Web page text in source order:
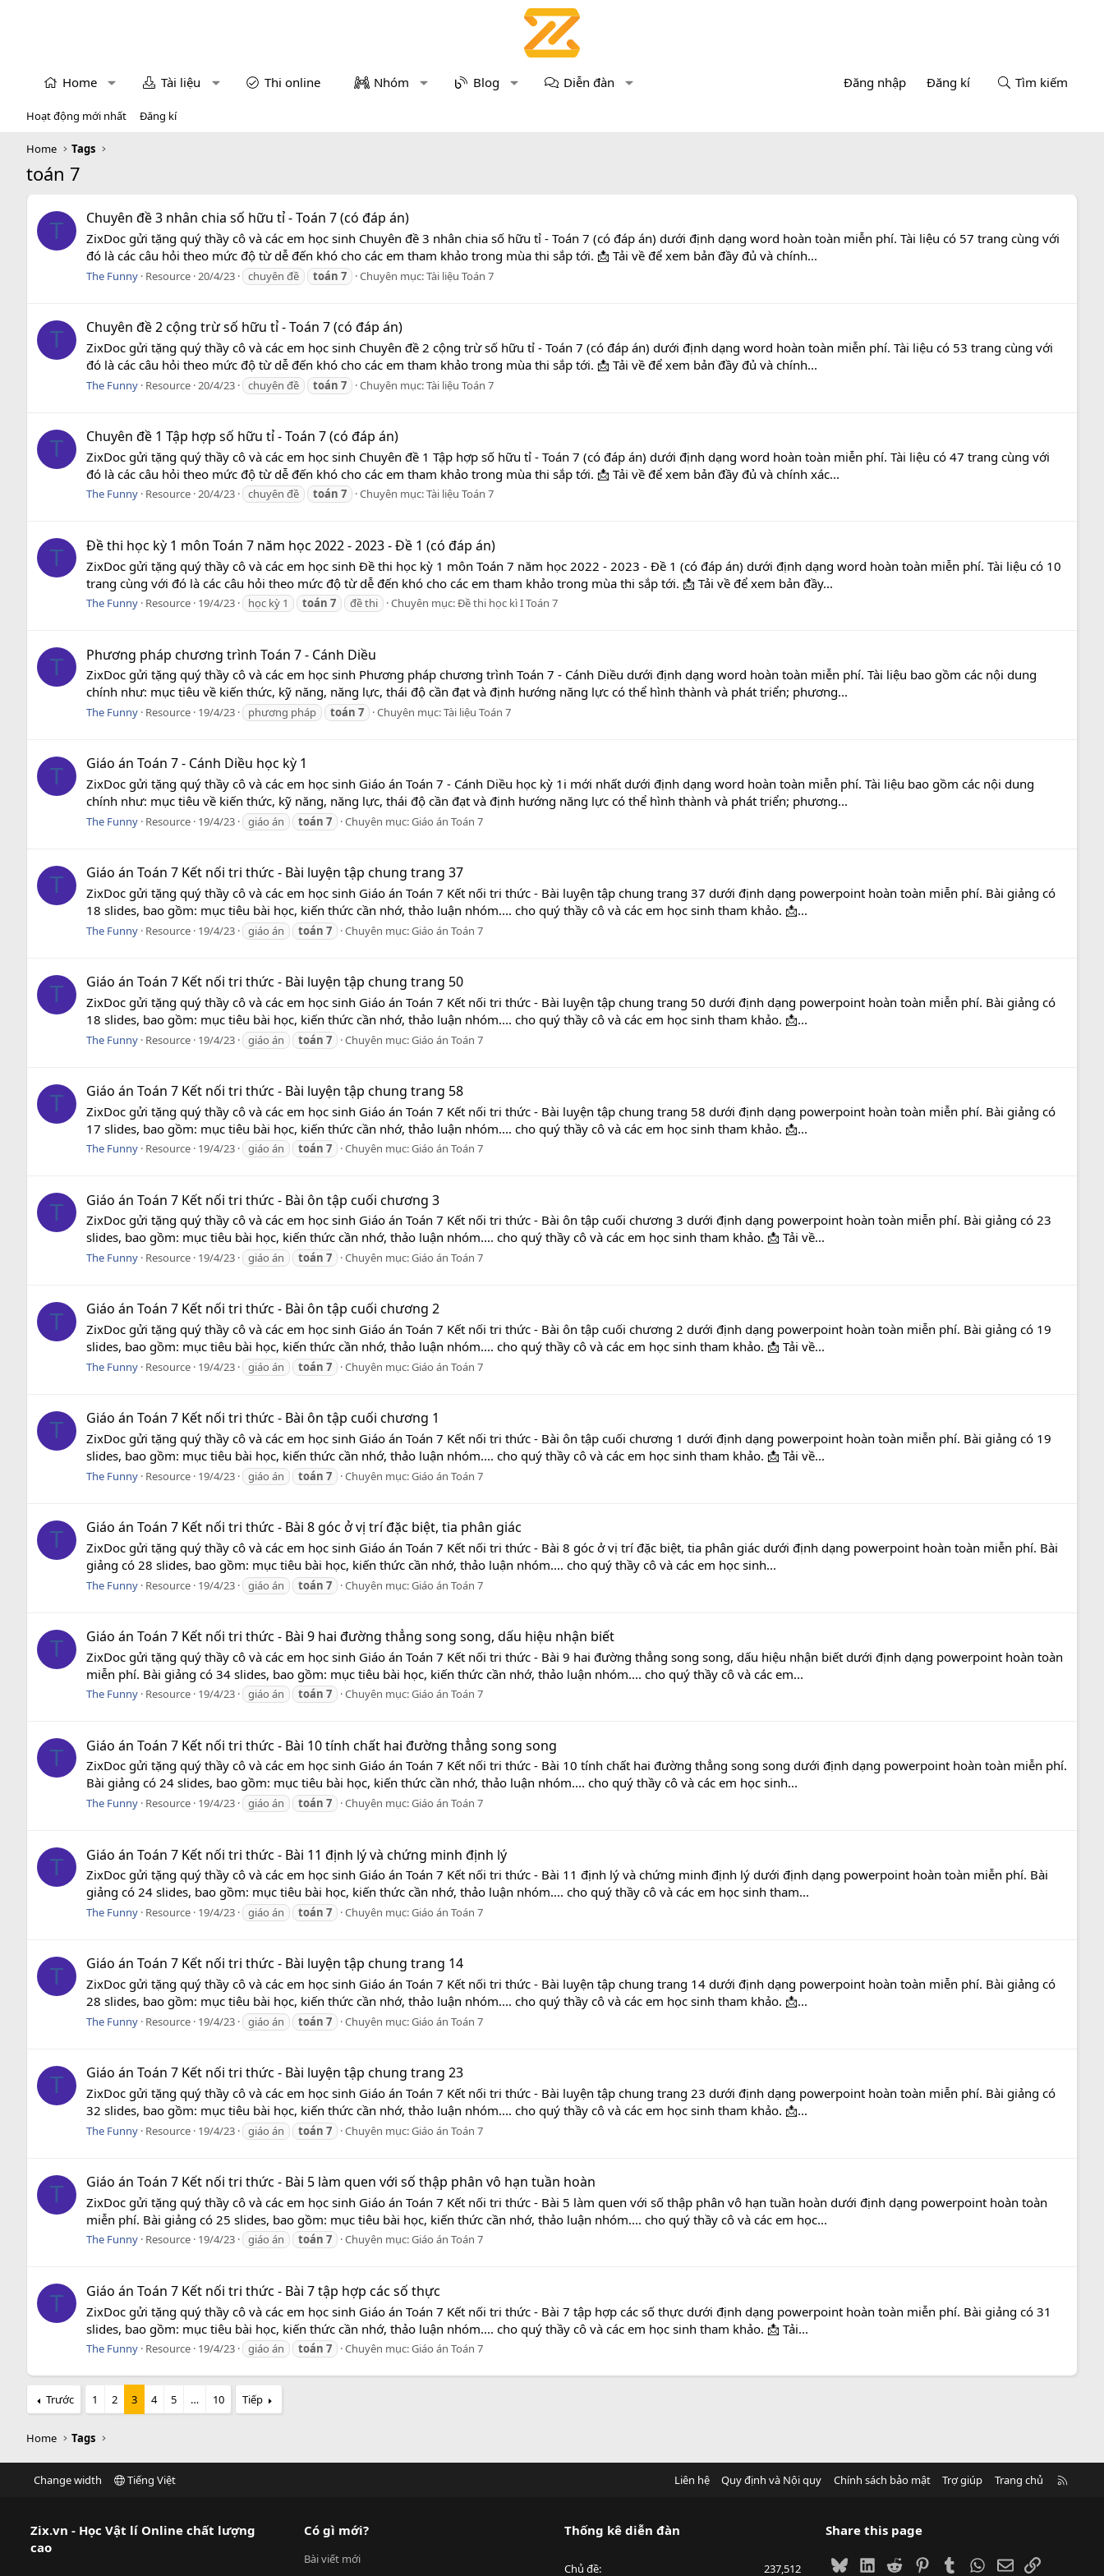
Home Tài liệu Thi online Nhóm Blog Diễn đàn Đăng nhập Đăng kí Tìm kiếm
Hoạt động mới nhất Đăng kí
Home Tags
toán 7
T Chuyên đề 3 nhân chia số hữu tỉ - Toán 7 (có đáp án)
ZixDoc gửi tặng quý thầy cô và các em học sinh Chuyên đề 3 nhân chia số hữu tỉ - Toán 7 (có đáp án) dưới định dạng word hoàn toàn miễn phí. Tài liệu có 57 trang cùng với
đó là các câu hỏi theo mức độ từ dễ đến khó cho các em tham khảo trong mùa thi sắp tới. 📩 Tải về để xem bản đầy đủ và chính...
The Funny Resource 20/4/23 chuyên đề toán 7 Chuyên mục:Tài liệu Toán 7
T Chuyên đề 2 cộng trừ số hữu tỉ - Toán 7 (có đáp án)
ZixDoc gửi tặng quý thầy cô và các em học sinh Chuyên đề 2 cộng trừ số hữu tỉ - Toán 7 (có đáp án) dưới định dạng word hoàn toàn miễn phí. Tài liệu có 53 trang cùng với
đó là các câu hỏi theo mức độ từ dễ đến khó cho các em tham khảo trong mùa thi sắp tới. 📩 Tải về để xem bản đầy đủ và chính...
The Funny Resource 20/4/23 chuyên đề toán 7 Chuyên mục:Tài liệu Toán 7
T Chuyên đề 1 Tập hợp số hữu tỉ - Toán 7 (có đáp án)
ZixDoc gửi tặng quý thầy cô và các em học sinh Chuyên đề 1 Tập hợp số hữu tỉ - Toán 7 (có đáp án) dưới định dạng word hoàn toàn miễn phí. Tài liệu có 47 trang cùng với
đó là các câu hỏi theo mức độ từ dễ đến khó cho các em tham khảo trong mùa thi sắp tới. 📩 Tải về để xem bản đầy đủ và chính xác...
The Funny Resource 20/4/23 chuyên đề toán 7 Chuyên mục:Tài liệu Toán 7
T Đề thi học kỳ 1 môn Toán 7 năm học 2022 - 2023 - Đề 1 (có đáp án)
ZixDoc gửi tặng quý thầy cô và các em học sinh Đề thi học kỳ 1 môn Toán 7 năm học 2022 - 2023 - Đề 1 (có đáp án) dưới định dạng word hoàn toàn miễn phí. Tài liệu có 10
trang cùng với đó là các câu hỏi theo mức độ từ dễ đến khó cho các em tham khảo trong mùa thi sắp tới. 📩 Tải về để xem bản đầy...
The Funny Resource 19/4/23 học kỳ 1 toán 7 đề thi Chuyên mục:Đề thi học kì I Toán 7
T Phương pháp chương trình Toán 7 - Cánh Diều
ZixDoc gửi tặng quý thầy cô và các em học sinh Phương pháp chương trình Toán 7 - Cánh Diều dưới định dạng word hoàn toàn miễn phí. Tài liệu bao gồm các nội dung
chính như: mục tiêu về kiến thức, kỹ năng, năng lực, thái độ cần đạt và định hướng năng lực có thể hình thành và phát triển; phương...
The Funny Resource 19/4/23 phương pháp toán 7 Chuyên mục:Tài liệu Toán 7
T Giáo án Toán 7 - Cánh Diều học kỳ 1
ZixDoc gửi tặng quý thầy cô và các em học sinh Giáo án Toán 7 - Cánh Diều học kỳ 1i mới nhất dưới định dạng word hoàn toàn miễn phí. Tài liệu bao gồm các nội dung
chính như: mục tiêu về kiến thức, kỹ năng, năng lực, thái độ cần đạt và định hướng năng lực có thể hình thành và phát triển; phương...
The Funny Resource 19/4/23 giáo án toán 7 Chuyên mục:Giáo án Toán 7
T Giáo án Toán 7 Kết nối tri thức - Bài luyện tập chung trang 37
ZixDoc gửi tặng quý thầy cô và các em học sinh Giáo án Toán 7 Kết nối tri thức - Bài luyện tập chung trang 37 dưới định dạng powerpoint hoàn toàn miễn phí. Bài giảng có
18 slides, bao gồm: mục tiêu bài học, kiến thức cần nhớ, thảo luận nhóm.... cho quý thầy cô và các em học sinh tham khảo. 📩...
The Funny Resource 19/4/23 giáo án toán 7 Chuyên mục:Giáo án Toán 7
T Giáo án Toán 7 Kết nối tri thức - Bài luyện tập chung trang 50
ZixDoc gửi tặng quý thầy cô và các em học sinh Giáo án Toán 7 Kết nối tri thức - Bài luyện tập chung trang 50 dưới định dạng powerpoint hoàn toàn miễn phí. Bài giảng có
18 slides, bao gồm: mục tiêu bài học, kiến thức cần nhớ, thảo luận nhóm.... cho quý thầy cô và các em học sinh tham khảo. 📩...
The Funny Resource 19/4/23 giáo án toán 7 Chuyên mục:Giáo án Toán 7
T Giáo án Toán 7 Kết nối tri thức - Bài luyện tập chung trang 58
ZixDoc gửi tặng quý thầy cô và các em học sinh Giáo án Toán 7 Kết nối tri thức - Bài luyện tập chung trang 58 dưới định dạng powerpoint hoàn toàn miễn phí. Bài giảng có
17 slides, bao gồm: mục tiêu bài học, kiến thức cần nhớ, thảo luận nhóm.... cho quý thầy cô và các em học sinh tham khảo. 📩...
The Funny Resource 19/4/23 giáo án toán 7 Chuyên mục:Giáo án Toán 7
T Giáo án Toán 7 Kết nối tri thức - Bài ôn tập cuối chương 3
ZixDoc gửi tặng quý thầy cô và các em học sinh Giáo án Toán 7 Kết nối tri thức - Bài ôn tập cuối chương 3 dưới định dạng powerpoint hoàn toàn miễn phí. Bài giảng có 23
slides, bao gồm: mục tiêu bài học, kiến thức cần nhớ, thảo luận nhóm.... cho quý thầy cô và các em học sinh tham khảo. 📩 Tải về...
The Funny Resource 19/4/23 giáo án toán 7 Chuyên mục:Giáo án Toán 7
T Giáo án Toán 7 Kết nối tri thức - Bài ôn tập cuối chương 2
ZixDoc gửi tặng quý thầy cô và các em học sinh Giáo án Toán 7 Kết nối tri thức - Bài ôn tập cuối chương 2 dưới định dạng powerpoint hoàn toàn miễn phí. Bài giảng có 19
slides, bao gồm: mục tiêu bài học, kiến thức cần nhớ, thảo luận nhóm.... cho quý thầy cô và các em học sinh tham khảo. 📩 Tải về...
The Funny Resource 19/4/23 giáo án toán 7 Chuyên mục:Giáo án Toán 7
T Giáo án Toán 7 Kết nối tri thức - Bài ôn tập cuối chương 1
ZixDoc gửi tặng quý thầy cô và các em học sinh Giáo án Toán 7 Kết nối tri thức - Bài ôn tập cuối chương 1 dưới định dạng powerpoint hoàn toàn miễn phí. Bài giảng có 19
slides, bao gồm: mục tiêu bài học, kiến thức cần nhớ, thảo luận nhóm.... cho quý thầy cô và các em học sinh tham khảo. 📩 Tải về...
The Funny Resource 19/4/23 giáo án toán 7 Chuyên mục:Giáo án Toán 7
T Giáo án Toán 7 Kết nối tri thức - Bài 8 góc ở vị trí đặc biệt, tia phân giác
ZixDoc gửi tặng quý thầy cô và các em học sinh Giáo án Toán 7 Kết nối tri thức - Bài 8 góc ở vị trí đặc biệt, tia phân giác dưới định dạng powerpoint hoàn toàn miễn phí. Bài
giảng có 28 slides, bao gồm: mục tiêu bài học, kiến thức cần nhớ, thảo luận nhóm.... cho quý thầy cô và các em học sinh...
The Funny Resource 19/4/23 giáo án toán 7 Chuyên mục:Giáo án Toán 7
T Giáo án Toán 7 Kết nối tri thức - Bài 9 hai đường thẳng song song, dấu hiệu nhận biết
ZixDoc gửi tặng quý thầy cô và các em học sinh Giáo án Toán 7 Kết nối tri thức - Bài 9 hai đường thẳng song song, dấu hiệu nhận biết dưới định dạng powerpoint hoàn toàn
miễn phí. Bài giảng có 34 slides, bao gồm: mục tiêu bài học, kiến thức cần nhớ, thảo luận nhóm.... cho quý thầy cô và các em...
The Funny Resource 19/4/23 giáo án toán 7 Chuyên mục:Giáo án Toán 7
T Giáo án Toán 7 Kết nối tri thức - Bài 10 tính chất hai đường thẳng song song
ZixDoc gửi tặng quý thầy cô và các em học sinh Giáo án Toán 7 Kết nối tri thức - Bài 10 tính chất hai đường thẳng song song dưới định dạng powerpoint hoàn toàn miễn phí.
Bài giảng có 24 slides, bao gồm: mục tiêu bài học, kiến thức cần nhớ, thảo luận nhóm.... cho quý thầy cô và các em học sinh...
The Funny Resource 19/4/23 giáo án toán 7 Chuyên mục:Giáo án Toán 7
T Giáo án Toán 7 Kết nối tri thức - Bài 11 định lý và chứng minh định lý
ZixDoc gửi tặng quý thầy cô và các em học sinh Giáo án Toán 7 Kết nối tri thức - Bài 11 định lý và chứng minh định lý dưới định dạng powerpoint hoàn toàn miễn phí. Bài
giảng có 24 slides, bao gồm: mục tiêu bài học, kiến thức cần nhớ, thảo luận nhóm.... cho quý thầy cô và các em học sinh tham...
The Funny Resource 19/4/23 giáo án toán 7 Chuyên mục:Giáo án Toán 7
T Giáo án Toán 7 Kết nối tri thức - Bài luyện tập chung trang 14
ZixDoc gửi tặng quý thầy cô và các em học sinh Giáo án Toán 7 Kết nối tri thức - Bài luyện tập chung trang 14 dưới định dạng powerpoint hoàn toàn miễn phí. Bài giảng có
28 slides, bao gồm: mục tiêu bài học, kiến thức cần nhớ, thảo luận nhóm.... cho quý thầy cô và các em học sinh tham khảo. 📩...
The Funny Resource 19/4/23 giáo án toán 7 Chuyên mục:Giáo án Toán 7
T Giáo án Toán 7 Kết nối tri thức - Bài luyện tập chung trang 23
ZixDoc gửi tặng quý thầy cô và các em học sinh Giáo án Toán 7 Kết nối tri thức - Bài luyện tập chung trang 23 dưới định dạng powerpoint hoàn toàn miễn phí. Bài giảng có
32 slides, bao gồm: mục tiêu bài học, kiến thức cần nhớ, thảo luận nhóm.... cho quý thầy cô và các em học sinh tham khảo. 📩...
The Funny Resource 19/4/23 giáo án toán 7 Chuyên mục:Giáo án Toán 7
T Giáo án Toán 7 Kết nối tri thức - Bài 5 làm quen với số thập phân vô hạn tuần hoàn
ZixDoc gửi tặng quý thầy cô và các em học sinh Giáo án Toán 7 Kết nối tri thức - Bài 5 làm quen với số thập phân vô hạn tuần hoàn dưới định dạng powerpoint hoàn toàn
miễn phí. Bài giảng có 25 slides, bao gồm: mục tiêu bài học, kiến thức cần nhớ, thảo luận nhóm.... cho quý thầy cô và các em học...
The Funny Resource 19/4/23 giáo án toán 7 Chuyên mục:Giáo án Toán 7
T Giáo án Toán 7 Kết nối tri thức - Bài 7 tập hợp các số thực
ZixDoc gửi tặng quý thầy cô và các em học sinh Giáo án Toán 7 Kết nối tri thức - Bài 7 tập hợp các số thực dưới định dạng powerpoint hoàn toàn miễn phí. Bài giảng có 31
slides, bao gồm: mục tiêu bài học, kiến thức cần nhớ, thảo luận nhóm.... cho quý thầy cô và các em học sinh tham khảo. 📩 Tải...
The Funny Resource 19/4/23 giáo án toán 7 Chuyên mục:Giáo án Toán 7
Trước 1 2 3 4 5 … 10 Tiếp
Home Tags
Change width Tiếng Việt Liên hệ Quy định và Nội quy Chính sách bảo mật Trợ giúp Trang chủ
Zix.vn - Học Vật lí Online chất lượng
cao
Có gì mới?
Bài viết mới
Thống kê diễn đàn
Chủ đề 237,512
Share this page
BlueskyLinkedIn
Reddit PinterestTumblrWhatsApp
EmailLink